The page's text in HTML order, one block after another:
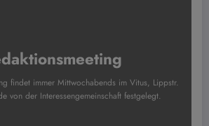
findet immer Mittwochabends im Vitus, Lippstr.
von der Interessengemeinschaft festgelegt.